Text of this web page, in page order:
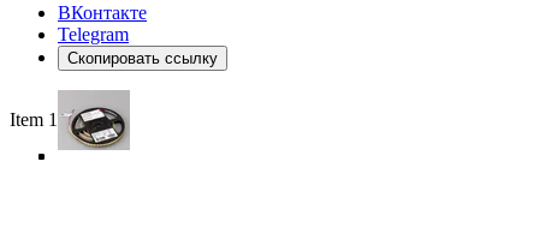
ВКонтакте
Telegram
Скопировать ссылку
Item 1 of 5